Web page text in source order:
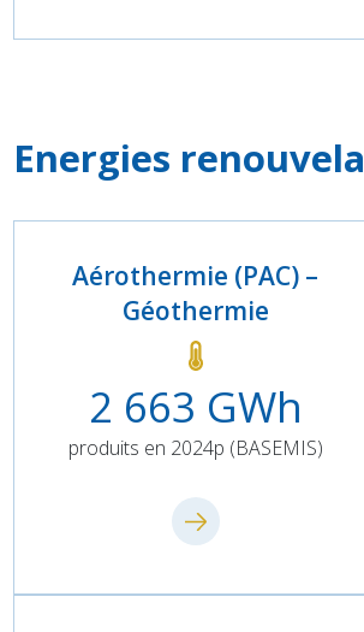
Energies
Aérothermie (PAC) –
Géothermie
2 663 GWh
produits en 2024p (BASEMIS)